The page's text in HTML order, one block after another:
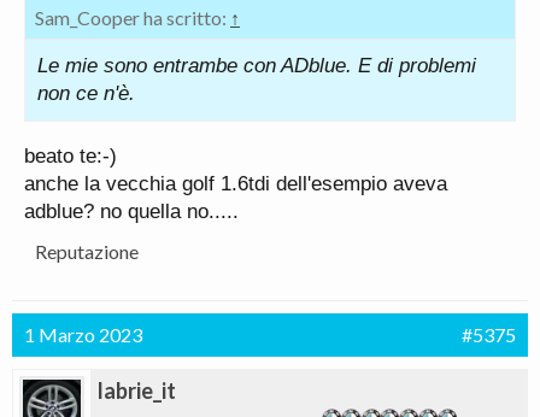
Sam_Cooper ha scritto: ↑
Le mie sono entrambe con ADblue. E di problemi
non ce n'è.
beato te:-)
anche la vecchia golf 1.6tdi dell'esempio aveva
adblue? no quella no.....
Reputazione
1 Marzo 2023 #5375
labrie_it